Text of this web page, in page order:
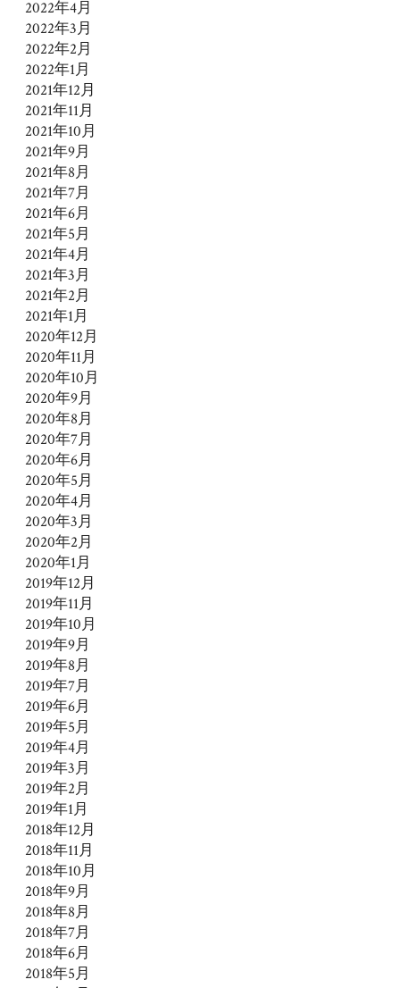
2022年4月
2022年3月
2022年2月
2022年1月
2021年12月
2021年11月
2021年10月
2021年9月
2021年8月
2021年7月
2021年6月
2021年5月
2021年4月
2021年3月
2021年2月
2021年1月
2020年12月
2020年11月
2020年10月
2020年9月
2020年8月
2020年7月
2020年6月
2020年5月
2020年4月
2020年3月
2020年2月
2020年1月
2019年12月
2019年11月
2019年10月
2019年9月
2019年8月
2019年7月
2019年6月
2019年5月
2019年4月
2019年3月
2019年2月
2019年1月
2018年12月
2018年11月
2018年10月
2018年9月
2018年8月
2018年7月
2018年6月
2018年5月